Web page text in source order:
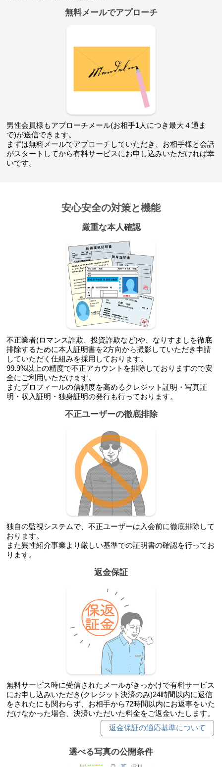
無料メールでアプローチ
男性会員様もアプローチメール(お相手1人につき最大４通ま
で)が送信できます。
まずは無料メールでアプローチしていただき、お相手様と会話
がスタートしてから有料サービスにお申し込みいただければ幸
いです。
安心安全の対策と機能
厳重な本人確認
不正業者(ロマンス詐欺、投資詐欺など)や、なりすましを徹底
排除するために本人証明書を2方向から撮影していただき申請
していただく仕組みを採用しております。
99.9%以上の精度で不正アカウントを排除しておりますので安
全にご利用いただけます。
またプロフィールの信頼度を高めるクレジット証明・写真証
明・収入証明・独身証明の発行も行っております。
不正ユーザーの徹底排除
独自の監視システムで、不正ユーザーは入会前に徹底排除して
おります。
また異性紹介事業より厳しい基準での証明書の確認を行ってお
ります。
返金保証
無料サービス時に受信されたメールがきっかけで有料サービス
にお申し込みいただき(クレジット決済のみ)24時間以内に返信
をされたにも関わらず、お相手から72時間以内にお返事をいた
だけなかった場合、決済いただいた料金をご返金いたします。
返金保証の適応基準について
選べる写真の公開条件